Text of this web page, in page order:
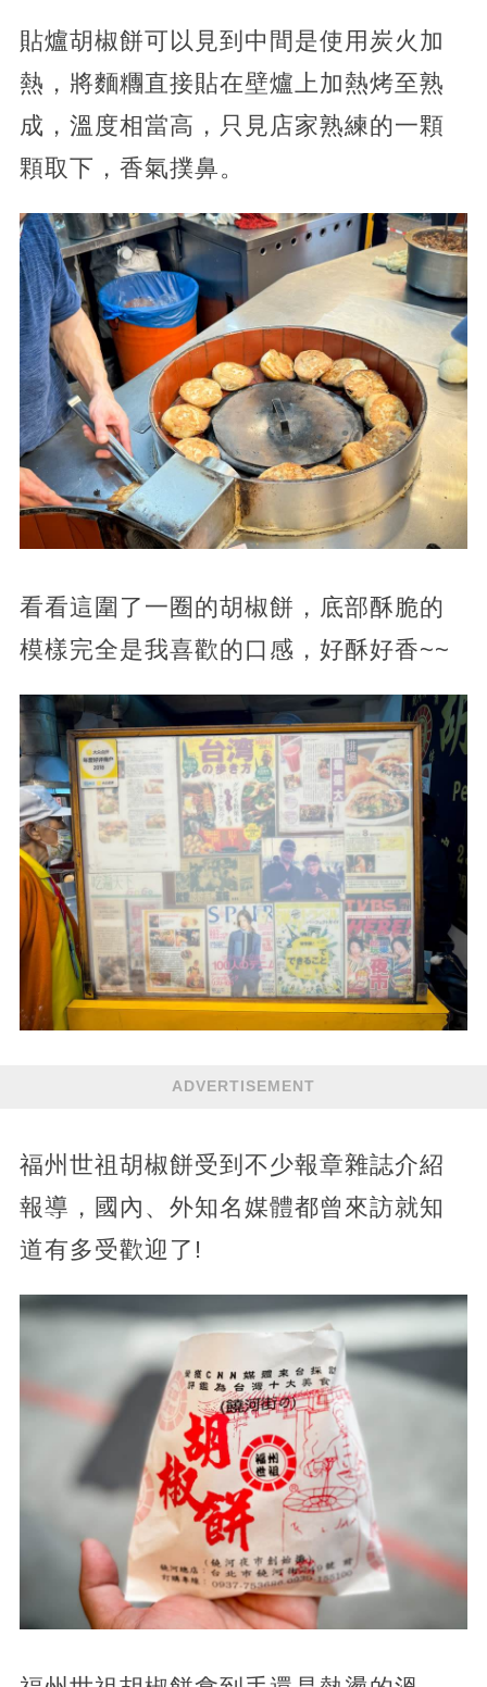
貼爐胡椒餅可以見到中間是使用炭火加
熱，將麵糰直接貼在壁爐上加熱烤至熟
成，溫度相當高，只見店家熟練的一顆
顆取下，香氣撲鼻。
看看這圍了一圈的胡椒餅，底部酥脆的
模樣完全是我喜歡的口感，好酥好香~~
ADVERTISEMENT
福州世祖胡椒餅受到不少報章雜誌介紹
報導，國內、外知名媒體都曾來訪就知
道有多受歡迎了!